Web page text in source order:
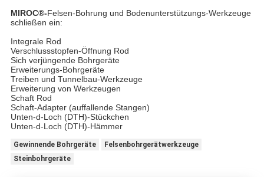
MIROC®-Felsen-Bohrung und Bodenunterstützungs-Werkzeuge
schließen ein:
Integrale Rod
Verschlussstopfen-Öffnung Rod
Sich verjüngende Bohrgeräte
Erweiterungs-Bohrgeräte
Treiben und Tunnelbau-Werkzeuge
Erweiterung von Werkzeugen
Schaft Rod
Schaft-Adapter (auffallende Stangen)
Unten-d-Loch (DTH)-Stückchen
Unten-d-Loch (DTH)-Hämmer
Gewinnende Bohrgeräte
Felsenbohrgerätwerkzeuge
Steinbohrgeräte